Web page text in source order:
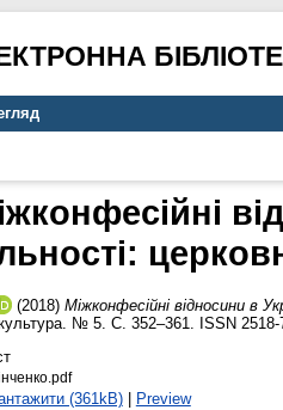
(2018) Міжконфесійні відносини в
культура. № 5. С. 352–361. ISSN
(361kB)| Preview